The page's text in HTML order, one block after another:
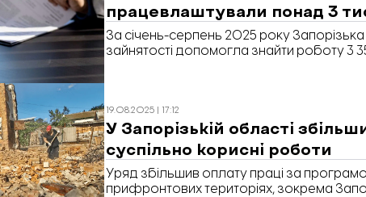
працевлаштували понад 3
За січень-серпень 2025 року
зайнятості допомогла знайти роботу 3
19.08.2025 | 17:12
У Запорізькій області
суспільно корисні роботи
Уряд збільшив оплату праці за
прифронтових територіях, зокрема